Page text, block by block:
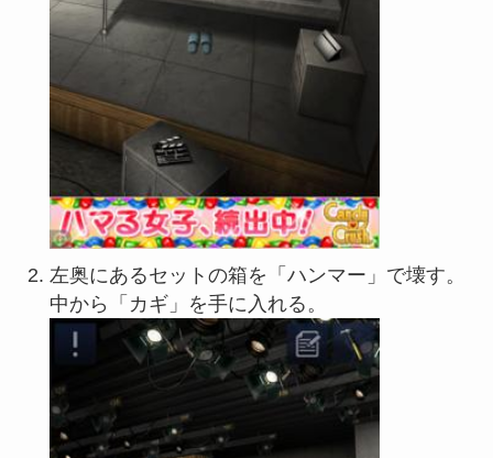
左奥にあるセットの箱を「ハンマー」で壊す。
中から「カギ」を手に入れる。